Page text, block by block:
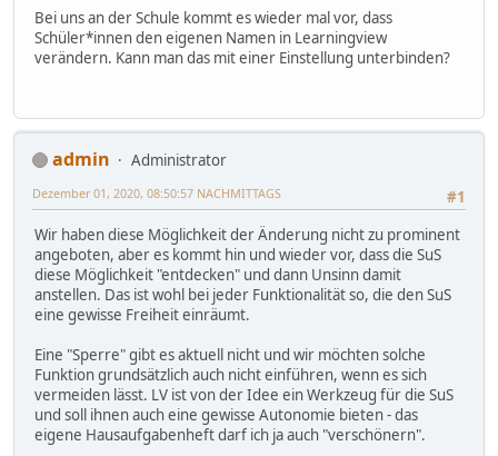
Bei uns an der Schule kommt es wieder mal vor, dass
Schüler*innen den eigenen Namen in Learningview
verändern. Kann man das mit einer Einstellung unterbinden?
admin
Administrator
#1
Dezember 01, 2020, 08:50:57 NACHMITTAGS
Wir haben diese Möglichkeit der Änderung nicht zu prominent
angeboten, aber es kommt hin und wieder vor, dass die SuS
diese Möglichkeit "entdecken" und dann Unsinn damit
anstellen. Das ist wohl bei jeder Funktionalität so, die den SuS
eine gewisse Freiheit einräumt.
Eine "Sperre" gibt es aktuell nicht und wir möchten solche
Funktion grundsätzlich auch nicht einführen, wenn es sich
vermeiden lässt. LV ist von der Idee ein Werkzeug für die SuS
und soll ihnen auch eine gewisse Autonomie bieten - das
eigene Hausaufgabenheft darf ich ja auch "verschönern".